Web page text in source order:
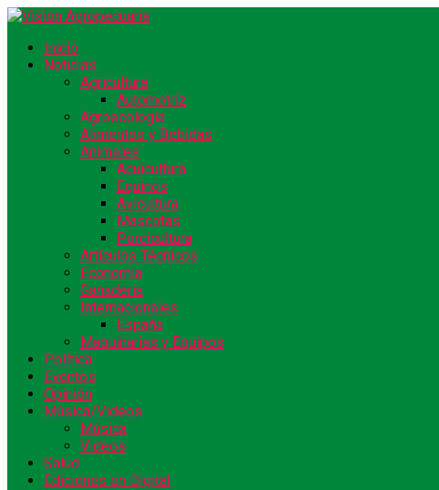
Inicio
Noticias
Agricultura
Automotriz
Agroecología
Alimentos y Bebidas
Animales
Acuicultura
Equinos
Avicultura
Mascotas
Porcicultura
Artículos Técnicos
Economía
Ganadería
Internacionales
España
Maquinarias y Equipos
Política
Eventos
Opinión
Música/Videos
Música
Videos
Salud
Ediciones en Digital